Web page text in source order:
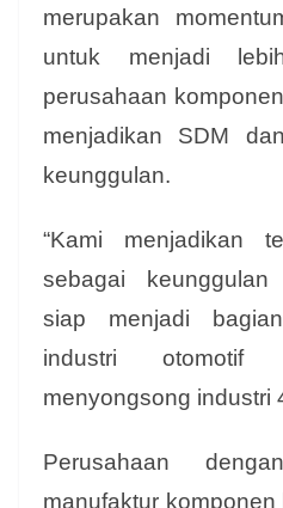
merupakan
untuk menjadi
perusahaan
menjadikan SDM
keunggulan.
“Kami menjadikan
sebagai
siap menjadi
industri otomotif
menyongsong industri
Perusahaan
manufaktur